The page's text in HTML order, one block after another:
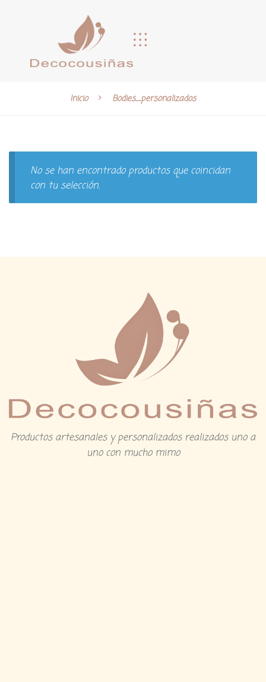
Inicio Bodies_personalizados
No se han encontrado productos que coincidan
con tu selección.
Productos artesanales y personalizados realizados uno a
uno con mucho mimo